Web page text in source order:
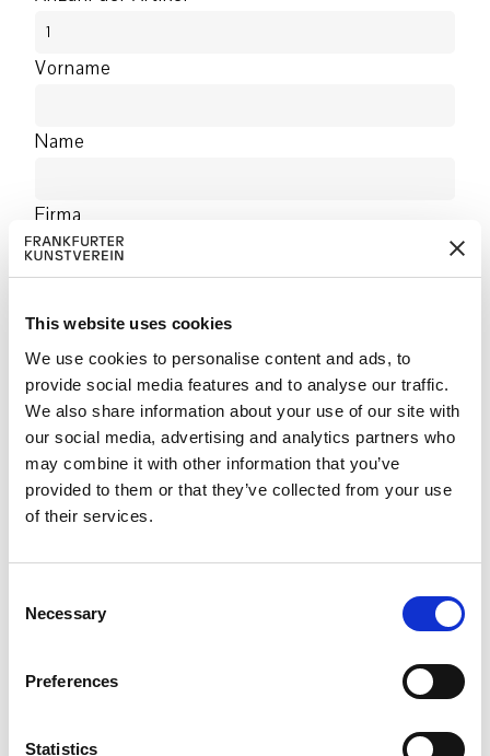
This website uses cookies
We use cookies to personalise content and ads, to
provide social media features and to analyse our traffic.
We also share information about your use of our site with
our social media, advertising and analytics partners who
may combine it with other information that you’ve
provided to them or that they’ve collected from your use
of their services.
Necessary
Preferences
Statistics
Vorname
Name
Firma
Postleitzahl
Ort
Land